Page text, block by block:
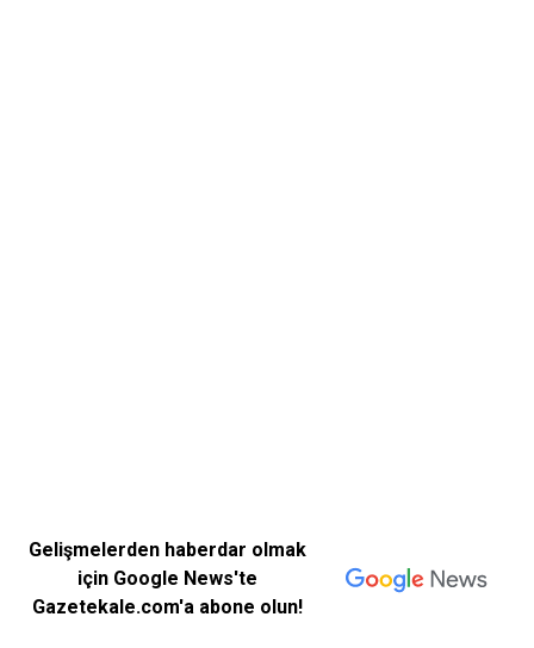
Gelişmelerden haberdar olmak
için Google News'te
Gazetekale.com'a abone olun!